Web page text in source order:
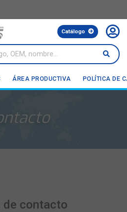
Catálogo
ÁREA PRODUCTIVA POLÍTICA DE
de contacto
personal en CAUPLAS. Puedo